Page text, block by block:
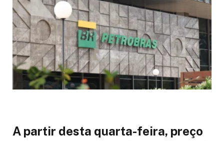
A partir desta quarta-feira, preço